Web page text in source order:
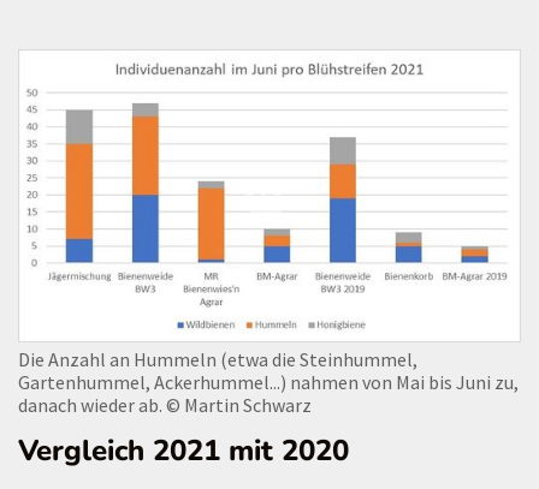
Die Anzahl an Hummeln (etwa die Steinhummel,
Gartenhummel, Ackerhummel...) nahmen von Mai bis Juni zu,
danach wieder ab. © Martin Schwarz
Vergleich 2021 mit 2020